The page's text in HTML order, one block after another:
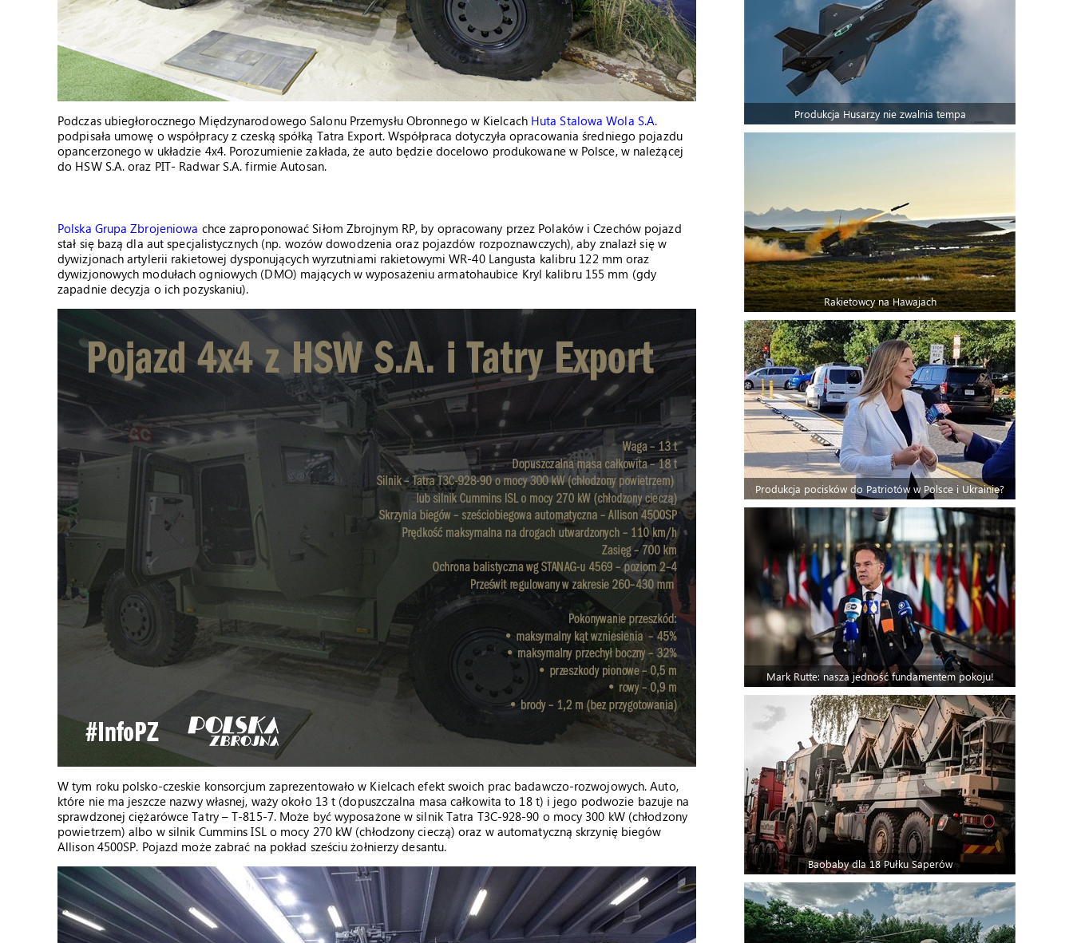
Podczas ubiegłorocznego Międzynarodowego Salonu Przemysłu Obronnego w Kielcach Huta Stalowa Wola S.A.
podpisała umowę o współpracy z czeską spółką Tatra Export. Współpraca dotyczyła opracowania średniego pojazdu
opancerzonego w układzie 4x4. Porozumienie zakłada, że auto będzie docelowo produkowane w Polsce, w należącej
do HSW S.A. oraz PIT- Radwar S.A. firmie Autosan.
Polska Grupa Zbrojeniowa chce zaproponować Siłom Zbrojnym RP, by opracowany przez Polaków i Czechów pojazd
stał się bazą dla aut specjalistycznych (np. wozów dowodzenia oraz pojazdów rozpoznawczych), aby znalazł się w
dywizjonach artylerii rakietowej dysponujących wyrzutniami rakietowymi WR-40 Langusta kalibru 122 mm oraz
dywizjonowych modułach ogniowych (DMO) mających w wyposażeniu armatohaubice Kryl kalibru 155 mm (gdy
zapadnie decyzja o ich pozyskaniu).
W tym roku polsko-czeskie konsorcjum zaprezentowało w Kielcach efekt swoich prac badawczo-rozwojowych. Auto,
które nie ma jeszcze nazwy własnej, waży około 13 t (dopuszczalna masa całkowita to 18 t) i jego podwozie bazuje na
sprawdzonej ciężarówce Tatry – T-815-7. Może być wyposażone w silnik Tatra T3C-928-90 o mocy 300 kW (chłodzony
powietrzem) albo w silnik Cummins ISL o mocy 270 kW (chłodzony cieczą) oraz w automatyczną skrzynię biegów
Allison 4500SP. Pojazd może zabrać na pokład sześciu żołnierzy desantu.
Produkcja Husarzy nie zwalnia tempa
Rakietowcy na Hawajach
Produkcja pocisków do Patriotów w Polsce i Ukrainie?
Mark Rutte: nasza jedność fundamentem pokoju!
Baobaby dla 18 Pułku Saperów